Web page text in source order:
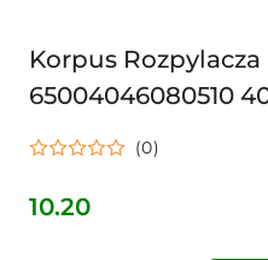
Korpus
65004046080510
(0)
Cena:
10.20